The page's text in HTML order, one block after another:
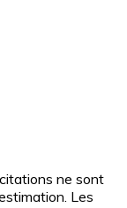
ne sont
Les